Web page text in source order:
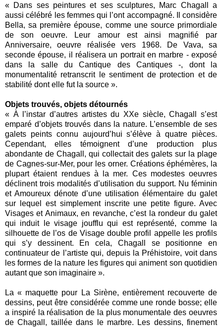
« Dans ses peintures et ses sculptures, Marc Chagall a
aussi célébré les femmes qui l’ont accompagné. Il considère
Bella, sa première épouse, comme une source primordiale
de son oeuvre. Leur amour est ainsi magnifié par
Anniversaire, oeuvre réalisée vers 1968. De Vava, sa
seconde épouse, il réalisera un portrait en marbre - exposé
dans la salle du Cantique des Cantiques -, dont la
monumentalité retranscrit le sentiment de protection et de
stabilité dont elle fut la source ».
Objets trouvés, objets détournés
« À l’instar d’autres artistes du XXe siècle, Chagall s’est
emparé d’objets trouvés dans la nature. L’ensemble de ses
galets peints connu aujourd’hui s’élève à quatre pièces.
Cependant, elles témoignent d’une production plus
abondante de Chagall, qui collectait des galets sur la plage
de Cagnes-sur-Mer, pour les orner. Créations éphémères, la
plupart étaient rendues à la mer. Ces modestes oeuvres
déclinent trois modalités d’utilisation du support. Nu féminin
et Amoureux dénote d’une utilisation élémentaire du galet
sur lequel est simplement inscrite une petite figure. Avec
Visages et Animaux, en revanche, c’est la rondeur du galet
qui induit le visage joufflu qui est représenté, comme la
silhouette de l’os de Visage double profil appelle les profils
qui s’y dessinent. En cela, Chagall se positionne en
continuateur de l’artiste qui, depuis la Préhistoire, voit dans
les formes de la nature les figures qui animent son quotidien
autant que son imaginaire ».
La « maquette pour La Sirène, entièrement recouverte de
dessins, peut être considérée comme une ronde bosse; elle
a inspiré la réalisation de la plus monumentale des oeuvres
de Chagall, taillée dans le marbre. Les dessins, finement